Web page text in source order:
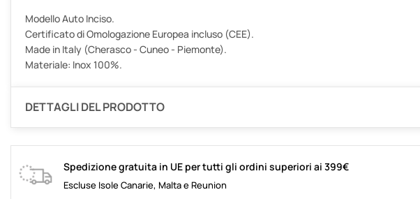
Modello Auto Inciso.
Certificato di Omologazione Europea incluso (CEE).
Made in Italy (Cherasco - Cuneo - Piemonte).
Materiale: Inox 100%.
DETTAGLI DEL PRODOTTO
Spedizione gratuita in UE per tutti gli ordini superiori ai 399€
Escluse Isole Canarie, Malta e Reunion